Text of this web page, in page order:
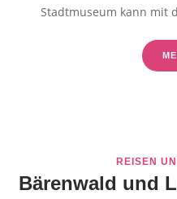
Stadtmuseum kann mit
REISEN
Bärenwald und